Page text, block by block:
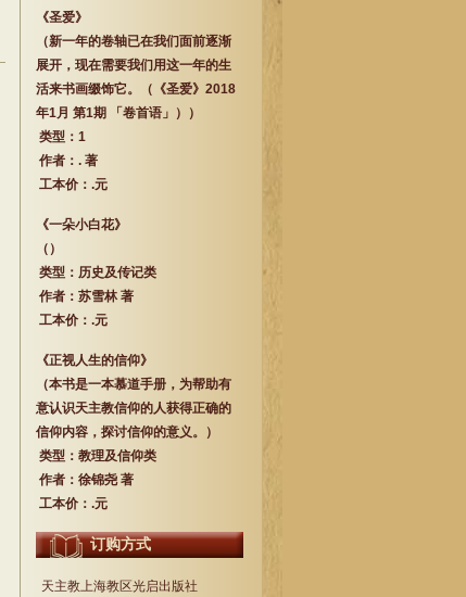
《圣爱》
（新一年的卷轴已在我们面前逐渐
展开，现在需要我们用这一年的生
活来书画缀饰它。（《圣爱》2018
年1月 第1期 「卷首语」））
类型：1
作者：. 著
工本价：.元
《一朵小白花》
（）
类型：历史及传记类
作者：苏雪林 著
工本价：.元
《正视人生的信仰》
（本书是一本慕道手册，为帮助有
意认识天主教信仰的人获得正确的
信仰内容，探讨信仰的意义。）
类型：教理及信仰类
作者：徐锦尧 著
工本价：.元
订购方式
天主教上海教区光启出版社